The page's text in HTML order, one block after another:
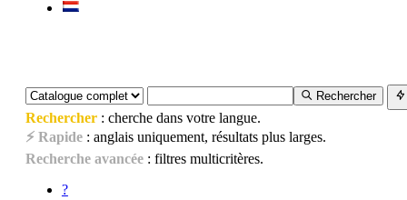
Rechercher
Rechercher: cherche dans votre langue.
⚡ Rapide: anglais uniquement, résultats plus larges.
Recherche avancée: filtres multicritères.
?